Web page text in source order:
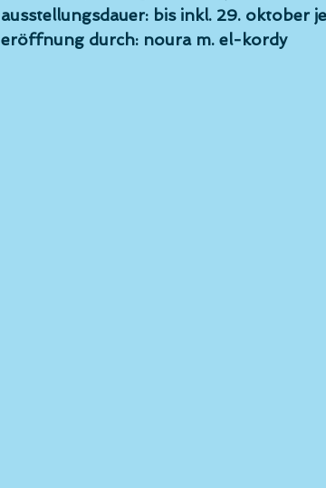
ausstellungsdauer: bis inkl. 29. oktober
eröffnung durch: noura m. el-kordy